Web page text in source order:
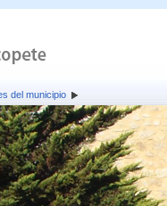
del municipio